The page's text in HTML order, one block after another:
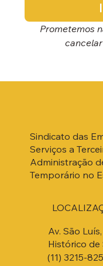
Prometemos
Sindicato das
Serviços a
Administração
Temporário no
Av. São
Histórico de
(11) 3215-